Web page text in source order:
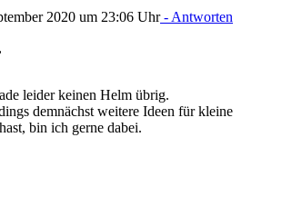
2020 um 23:06 Uhr- Antworten
leider keinen Helm übrig.
demnächst weitere Ideen für kleine
bin ich gerne dabei.